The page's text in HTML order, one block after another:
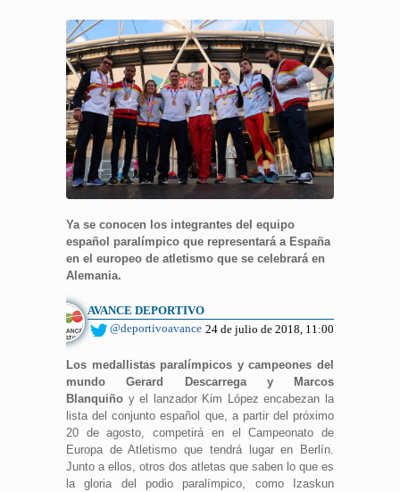
Ya se conocen los integrantes del equipo
español paralímpico que representará a España
en el europeo de atletismo que se celebrará en
Alemania.
AVANCE DEPORTIVO
@deportivoavance 24 de julio de 2018, 11:00
Los medallistas paralímpicos y campeones del
mundo Gerard Descarrega y Marcos
Blanquiño y el lanzador Kim López encabezan la
lista del conjunto español que, a partir del próximo
20 de agosto, competirá en el Campeonato de
Europa de Atletismo que tendrá lugar en Berlín.
Junto a ellos, otros dos atletas que saben lo que es
la gloria del podio paralímpico, como Izaskun